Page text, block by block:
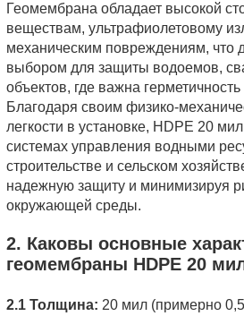
Геомембрана обладает высокой
веществам, ультрафиолетовому
механическим повреждениям, что
выбором для защиты водоемов,
объектов, где важна герметичность
Благодаря своим физико-
легкости в установке, HDPE 20
системах управления водными
строительстве и сельском
надежную защиту и минимизируя
окружающей среды.
2. Каковы основные
геомембраны HDPE 20
2.1 Толщина: 20 мил (примерно